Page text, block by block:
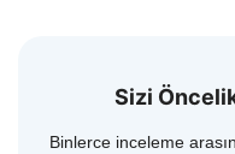
Sizi
Binlerce inceleme